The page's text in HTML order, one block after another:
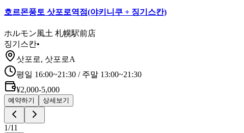
호르몬풍토 삿포로역점(야키니쿠 + 징기스칸)
ホルモン風土 札幌駅前店
징기스칸•
삿포로, 삿포로A
평일 16:00~21:30 / 주말 13:00~21:30
¥2,000-5,000
예약하기 상세보기
1/11